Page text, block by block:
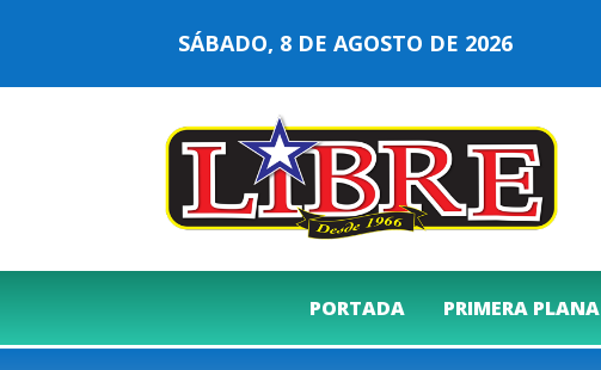
SÁBADO, 8 DE AGOSTO DE 2026
PORTADA PRIMERA PLANA